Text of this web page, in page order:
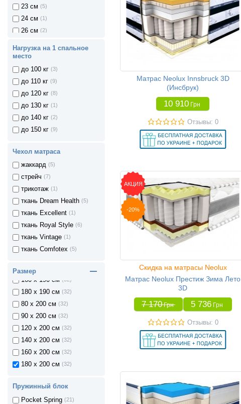
23 см (5)
24 см (1)
26 см (2)
30 см
32 см (1)
Нагрузка на 1 спальное
место
до 100 кг (3)
до 110 кг (9)
до 120 кг (8)
до 130 кг (1)
до 140 кг (2)
до 150 кг (9)
Чехол матраса
жаккард (5)
стрейч (7)
трикотаж (1)
ткань Dream Health (5)
ткань Exсellent (1)
ткань Royal Style (6)
ткань Vintage (1)
ткань Comfotex (5)
Размер
160 x 190 см (32)
180 x 190 см (32)
80 x 200 см (32)
90 x 200 см (32)
120 x 200 см (32)
140 x 200 см (32)
160 x 200 см (32)
180 x 200 см (32)
Пружинный блок
Pocket Spring (21)
Матрас Neolux Innsbruck 3D
(Инсбрук)
10 910 Грн
Отзывы: 0
АКЦИЯ
-20%
Скидка на матрасы Neolux
Матрас Neolux Престиж Зима Лето
3D
7 170 Грн 5 736 Грн
Отзывы: 0